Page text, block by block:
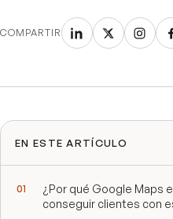
COMPARTIR
EN ESTE ARTÍCULO
¿Por qué Google Maps
conseguir clientes con